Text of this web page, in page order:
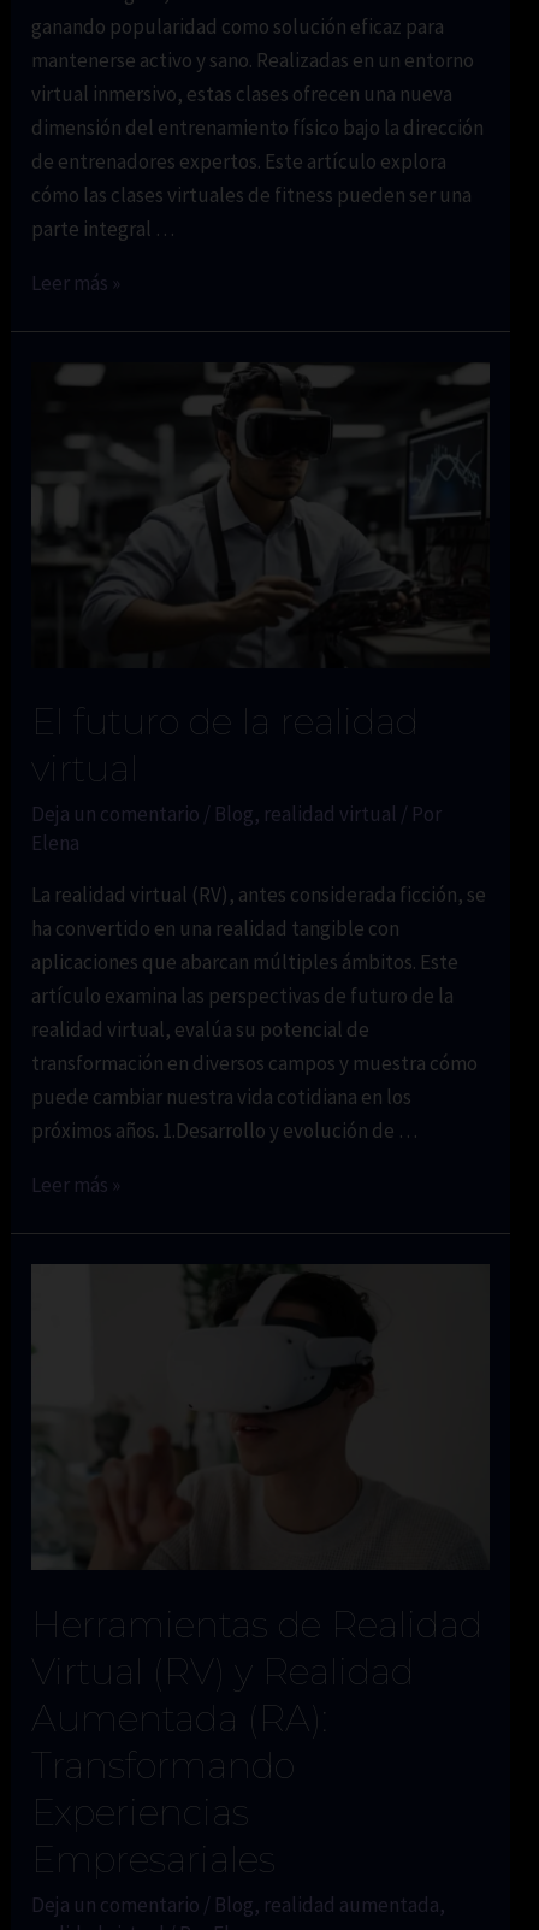
ganando popularidad como solución eficaz para
mantenerse activo y sano. Realizadas en un entorno
virtual inmersivo, estas clases ofrecen una nueva
dimensión del entrenamiento físico bajo la dirección
de entrenadores expertos. Este artículo explora
cómo las clases virtuales de fitness pueden ser una
parte integral …
Clases
fitness:Mantente
sano
Leer más »
El futuro de la realidad
virtual
Deja un comentario / Blog, realidad virtual / Por
Elena
La realidad virtual (RV), antes considerada ficción, se
ha convertido en una realidad tangible con
aplicaciones que abarcan múltiples ámbitos. Este
artículo examina las perspectivas de futuro de la
realidad virtual, evalúa su potencial de
transformación en diversos campos y muestra cómo
puede cambiar nuestra vida cotidiana en los
próximos años. 1.Desarrollo y evolución de …
El
Leer más »
Herramientas de Realidad
Virtual (RV) y Realidad
Aumentada (RA):
Transformando
Experiencias
Empresariales
Deja un comentario / Blog, realidad aumentada,